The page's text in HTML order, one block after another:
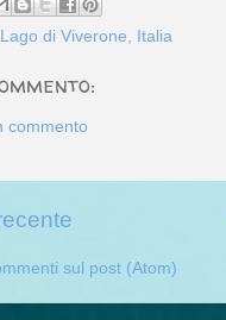
Lago di Viverone, Italia
commento
sul post (Atom)